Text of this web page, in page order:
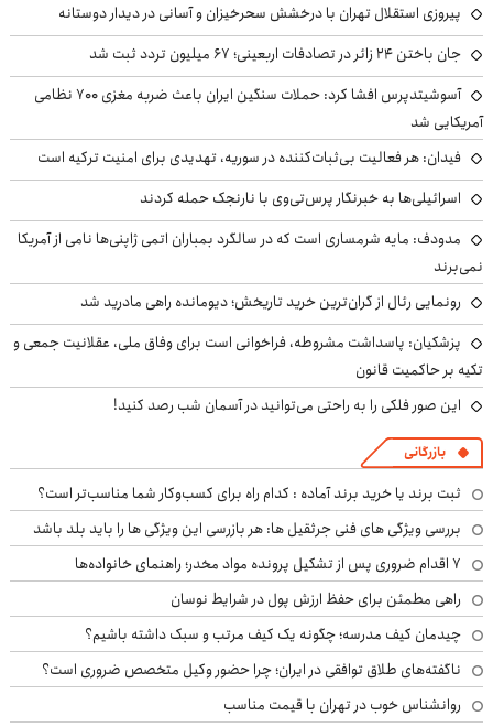
پیروزی استقلال تهران با درخشش سحرخیزان و آسانی در دیدار دوستانه
جان باختن ۲۴ زائر در تصادفات اربعینی؛ ۶۷ میلیون تردد ثبت شد
آسوشیتدپرس افشا کرد: حملات سنگین ایران باعث ضربه مغزی ۷۰۰ نظامی
آمریکایی شد
فیدان: هر فعالیت بی‌ثبات‌کننده در سوریه، تهدیدی برای امنیت ترکیه است
اسرائیلی‌ها به خبرنگار پرس‌تی‌وی با نارنجک حمله کردند
مدودف: مایه شرمساری است که در سالگرد بمباران اتمی ژاپنی‌ها نامی از آمریکا
نمی‌برند
رونمایی رئال از گران‌ترین خرید تاریخش؛ دیومانده راهی مادرید شد
پزشکیان: پاسداشت مشروطه، فراخوانی است برای وفاق ملی، عقلانیت جمعی و
تکیه بر حاکمیت قانون
این صور فلکی را به راحتی می‌توانید در آسمان شب رصد کنید!
بازرگانی
ثبت برند یا خرید برند آماده : کدام راه برای کسب‌وکار شما مناسب‌تر است؟
بررسی ویژگی های فنی جرثقیل ها: هر بازرسی این ویژگی ها را باید بلد باشد
۷ اقدام ضروری پس از تشکیل پرونده مواد مخدر؛ راهنمای خانواده‌ها
راهی مطمئن برای حفظ ارزش پول در شرایط نوسان
چیدمان کیف مدرسه؛ چگونه یک کیف مرتب و سبک داشته باشیم؟
ناگفته‌های طلاق توافقی در ایران؛ چرا حضور وکیل متخصص ضروری است؟
روانشناس خوب در تهران با قیمت مناسب